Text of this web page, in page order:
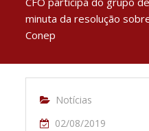
minuta da resolução
Conep
Notícias
02/08/2019